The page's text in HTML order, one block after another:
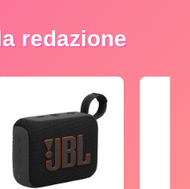
redazione